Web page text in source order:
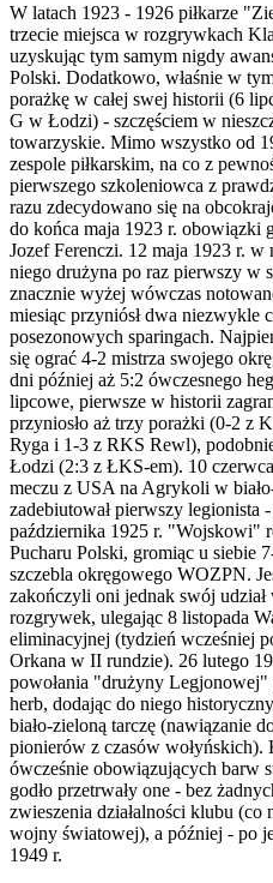
W latach 1923 - 1926 piłkarze
trzecie miejsca w rozgrywkach
uzyskując tym samym nigdy
Polski. Dodatkowo, właśnie w
porażkę w całej swej historii (6
G w Łodzi) - szczęściem w
towarzyskie. Mimo wszystko od
zespole piłkarskim, na co z
pierwszego szkoleniowca z
razu zdecydowano się na
do końca maja 1923 r. obowiązki
Jozef Ferenczi. 12 maja 1923 r.
niego drużyna po raz pierwszy w
znacznie wyżej wówczas
miesiąc przyniósł dwa niezwykle
posezonowych sparingach.
się ograć 4-2 mistrza swojego
dni później aż 5:2 ówczesnego
lipcowe, pierwsze w historii
przyniosło aż trzy porażki (0-2 z
Ryga i 1-3 z RKS Rewl),
Łodzi (2:3 z ŁKS-em). 10
meczu z USA na Agrykoli w
zadebiutował pierwszy
października 1925 r. "Wojskowi"
Pucharu Polski, gromiąc u siebie
szczebla okręgowego WOZPN.
zakończyli oni jednak swój
rozgrywek, ulegając 8 listopada
eliminacyjnej (tydzień wcześniej
Orkana w II rundzie). 26 lutego
powołania "drużyny
herb, dodając do niego
biało-zieloną tarczę (nawiązanie
pionierów z czasów
ówcześnie obowiązujących barw
godło przetrwały one - bez
zwieszenia działalności klubu (co
wojny światowej), a później - po
1949 r.